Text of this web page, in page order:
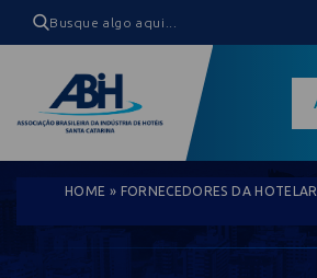
HOME » FORNECEDORES DA